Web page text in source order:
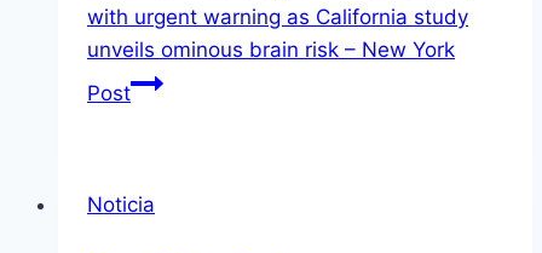
with urgent warning as California study
unveils ominous brain risk – New York
Post
Noticia